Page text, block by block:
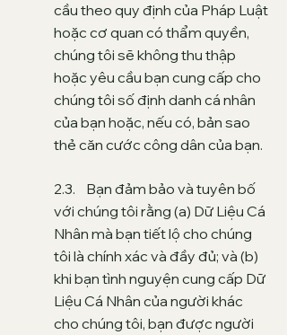
cầu theo quy định của Pháp Luật
hoặc cơ quan có thẩm quyền,
chúng tôi sẽ không thu thập
hoặc yêu cầu bạn cung cấp cho
chúng tôi số định danh cá nhân
của bạn hoặc, nếu có, bản sao
thẻ căn cước công dân của bạn.
2.3. Bạn đảm bảo và tuyên bố
với chúng tôi rằng (a) Dữ Liệu Cá
Nhân mà bạn tiết lộ cho chúng
tôi là chính xác và đầy đủ; và (b)
khi bạn tình nguyện cung cấp Dữ
Liệu Cá Nhân của người khác
cho chúng tôi, bạn được người